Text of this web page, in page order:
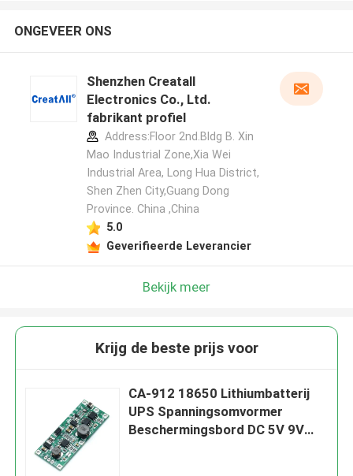
ONGEVEER ONS
Shenzhen Creatall
Electronics Co., Ltd.
fabrikant profiel
Address:Floor 2nd.Bldg B. Xin
Mao Industrial Zone,Xia Wei
Industrial Area, Long Hua District,
Shen Zhen City,Guang Dong
Province. China ,China
5.0
Geverifieerde Leverancier
Bekijk meer
Krijg de beste prijs voor
CA-912 18650 Lithiumbatterij
UPS Spanningsomvormer
Beschermingsbord DC 5V 9V